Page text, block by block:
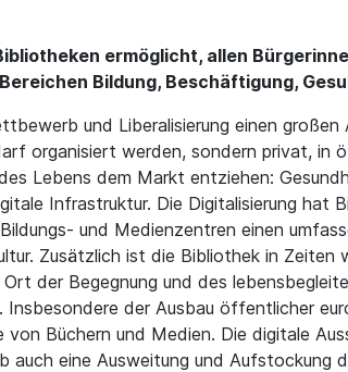
ermöglicht, allen
Bildung, Beschäftigung,
und Liberalisierung einen
organisiert werden, sondern privat,
Lebens dem Markt entziehen:
Infrastruktur. Die Digitalisierung hat
und Medienzentren einen
Zusätzlich ist die Bibliothek in
der Begegnung und des
der Ausbau öffentlicher
Büchern und Medien. Die digitale
eine Ausweitung und Aufstockung